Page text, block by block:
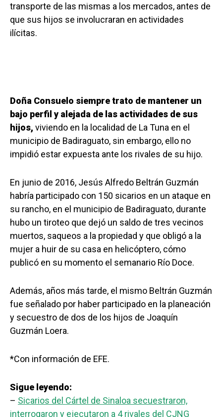
transporte de las mismas a los mercados, antes de
que sus hijos se involucraran en actividades
ilícitas.
Doña Consuelo siempre trato de mantener un
bajo perfil y alejada de las actividades de sus
hijos, viviendo en la localidad de La Tuna en el
municipio de Badiraguato, sin embargo, ello no
impidió estar expuesta ante los rivales de su hijo.
En junio de 2016, Jesús Alfredo Beltrán Guzmán
habría participado con 150 sicarios en un ataque en
su rancho, en el municipio de Badiraguato, durante
hubo un tiroteo que dejó un saldo de tres vecinos
muertos, saqueos a la propiedad y que obligó a la
mujer a huir de su casa en helicóptero, cómo
publicó en su momento el semanario Río Doce.
Además, años más tarde, el mismo Beltrán Guzmán
fue señalado por haber participado en la planeación
y secuestro de dos de los hijos de Joaquín
Guzmán Loera.
*Con información de EFE.
Sigue leyendo:
– Sicarios del Cártel de Sinaloa secuestraron,
interrogaron y ejecutaron a 4 rivales del CJNG